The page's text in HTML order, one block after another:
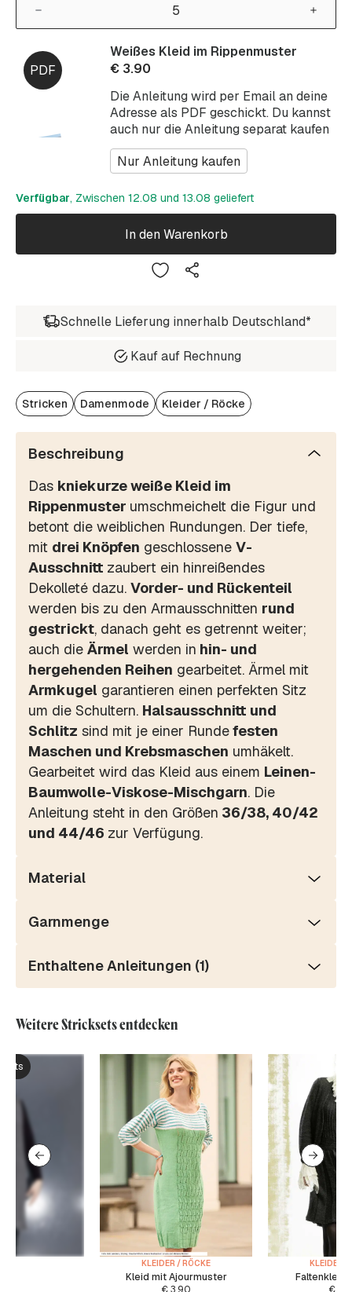
Die Anleitung wird per Email an deine
Adresse als PDF geschickt. Du kannst
auch nur die Anleitung separat kaufen
Nur Anleitung kaufen
Weißes Kleid im Rippenmuster
€ 3.90
Verfügbar, Zwischen 12.08 und 13.08 geliefert
In den Warenkorb
Schnelle Lieferung innerhalb Deutschland*
Kauf auf Rechnung
Stricken Damenmode Kleider / Röcke
Beschreibung
Das kniekurze weiße Kleid im
Rippenmuster umschmeichelt die Figur und
betont die weiblichen Rundungen. Der tiefe,
mit drei Knöpfen geschlossene V-
Ausschnitt zaubert ein hinreißendes
Dekolleté dazu. Vorder- und Rückenteil
werden bis zu den Armausschnitten rund
gestrickt, danach geht es getrennt weiter;
auch die Ärmel werden in hin- und
hergehenden Reihen gearbeitet. Ärmel mit
Armkugel garantieren einen perfekten Sitz
um die Schultern. Halsausschnitt und
Schlitz sind mit je einer Rundefesten
Maschen und Krebsmaschen umhäkelt.
Gearbeitet wird das Kleid aus einem Leinen-
Baumwolle-Viskose-Mischgarn. Die
Anleitung steht in den Größen 36/38, 40/42
und 44/46 zur Verfügung.
Material
Garnmenge
Enthaltene Anleitungen (1)
Weitere Stricksets entdecken
KLEIDER / RÖCKE
Kleid mit Ajourmuster
KLEIDER /
Faltenkleid